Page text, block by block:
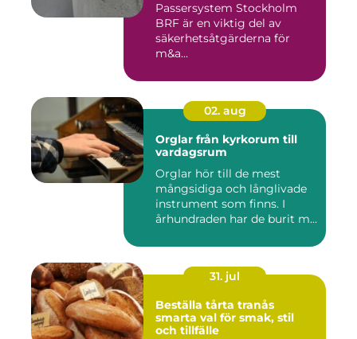
Passersystem Stockholm
BRF är en viktig del av
säkerhetsåtgärderna för
m&a...
02. aug
Orglar från kyrkorum till
vardagsrum
Orglar hör till de mest
mångsidiga och långlivade
instrument som finns. I
århundraden har de burit m...
31. jul
Beställa tårta tranås
smarta val för smak, stil
och tillfälle